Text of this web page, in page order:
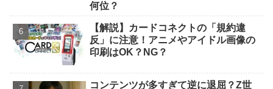
何位？
【解説】カードコネクトの「規約違
反」に注意！アニメやアイドル画像の
印刷はOK？NG？
コンテンツが多すぎて逆に退屈？Z世